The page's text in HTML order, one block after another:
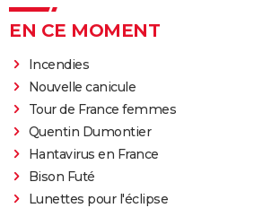
EN CE MOMENT
Incendies
Nouvelle canicule
Tour de France femmes
Quentin Dumontier
Hantavirus en France
Bison Futé
Lunettes pour l'éclipse